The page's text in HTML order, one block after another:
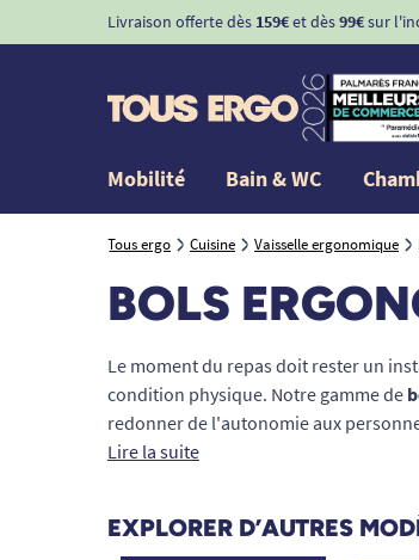
Livraison offerte dès 159€et dès99€sur
Mobilité Bain & WC
Tous ergo Cuisine Vaisselle ergonomique
BOLS
Le moment du repas doit rester un
condition physique. Notre gamme de
redonner de l'autonomie aux
préhension (arthrose, tremblements,
fiables pour un maintien à domicile
Lire la suite
EXPLORER D’AUTRES